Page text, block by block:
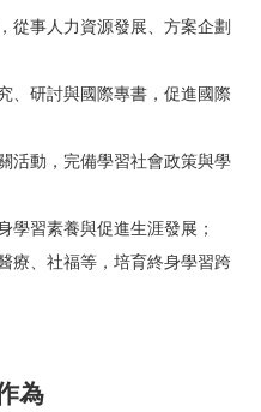
從事人力資源發展、方案企劃
、研討與國際專書，促進國際
活動，完備學習社會政策與學
學習素養與促進生涯發展；
療、社福等，培育終身學習跨
為